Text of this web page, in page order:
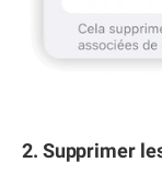
2. Supprimer